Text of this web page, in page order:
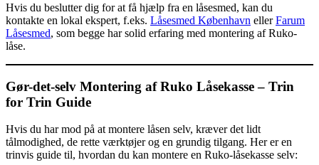
Hvis du beslutter dig for at få hjælp fra en låsesmed, kan du
kontakte en lokal ekspert, f.eks. Låsesmed København ellerFarum
Låsesmed, som begge har solid erfaring med montering af Ruko-
låse.
Gør-det-selv Montering af Ruko Låsekasse – Trin
for Trin Guide
Hvis du har mod på at montere låsen selv, kræver det lidt
tålmodighed, de rette værktøjer og en grundig tilgang. Her er en
trinvis guide til, hvordan du kan montere en Ruko-låsekasse selv: